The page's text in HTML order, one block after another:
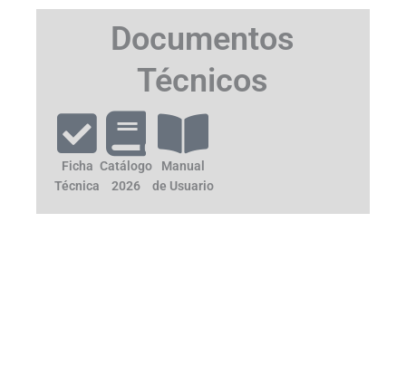
Documentos
Técnicos
Ficha
Técnica
Catálogo
2026
Manual
de Usuario